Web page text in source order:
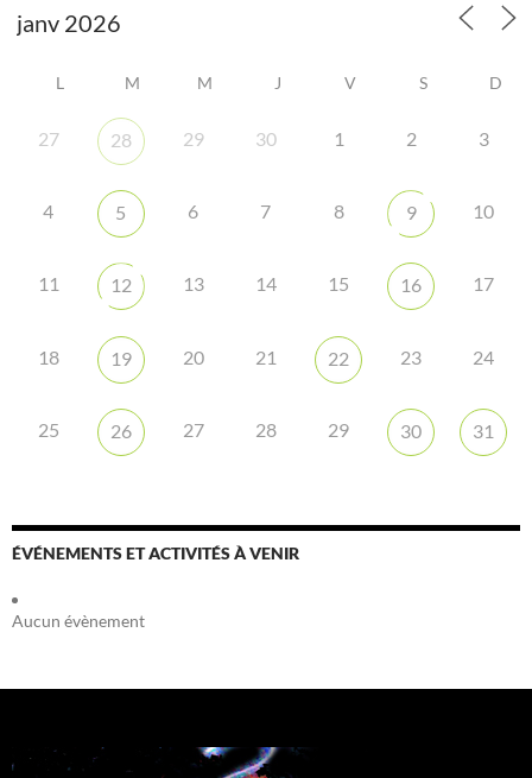
L M M J V S D
27 28 29 30 1 2 3
4 5 6 7 8 9 10
11 12 13 14 15 16 17
18 19 20 21 22 23 24
25 26 27 28 29 30 31
ÉVÉNEMENTS ET ACTIVITÉS À VENIR
Aucun évènement